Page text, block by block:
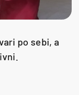
po sebi, a